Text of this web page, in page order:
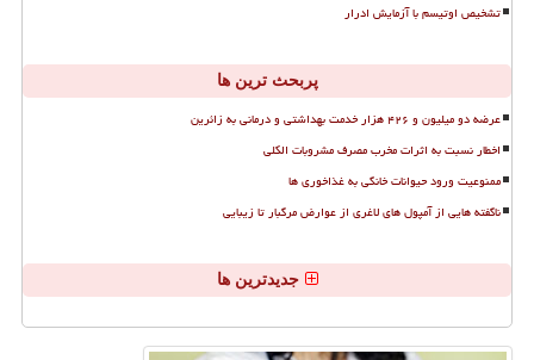
تشخیص اوتیسم با آزمایش ادرار
پربحث ترین ها
عرضه دو میلیون و ۴۲۶ هزار خدمت بهداشتی و درمانی به زائرین
اخطار نسبت به اثرات مخرب مصرف مشروبات الکلی
ممنوعیت ورود حیوانات خانگی به غذاخوری ها
ناگفته هایی از آمپول های لاغری از عوارض مرگبار تا زیبایی
جدیدترین ها